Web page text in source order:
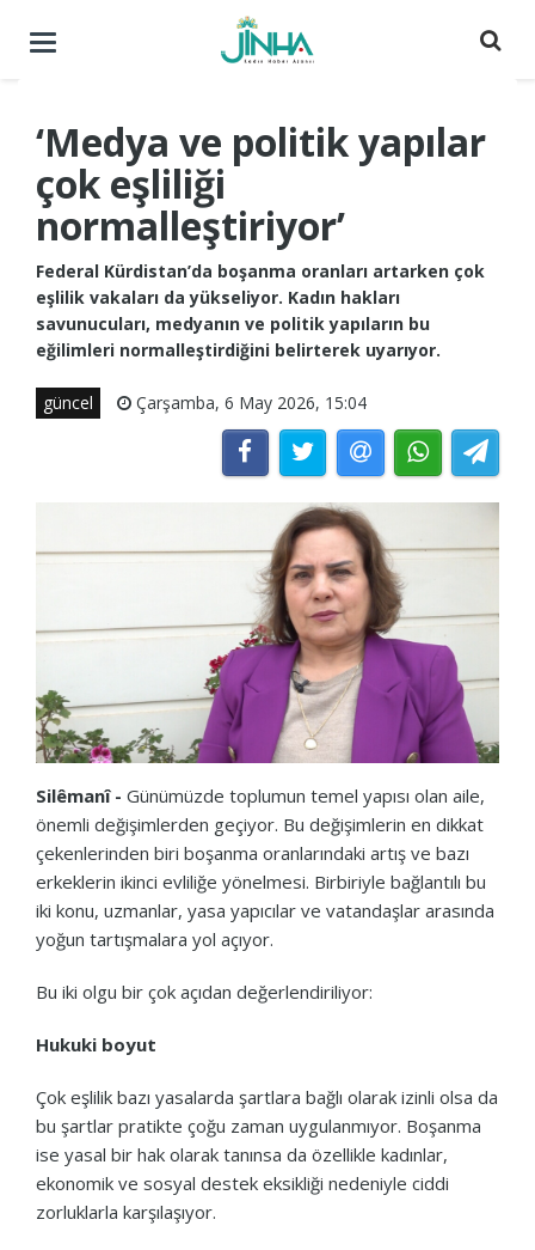
Menüyü
‘Medya ve politik yapılar
çok eşliliği
normalleştiriyor’
Federal Kürdistan’da boşanma oranları artarken çok
eşlilik vakaları da yükseliyor. Kadın hakları
savunucuları, medyanın ve politik yapıların bu
eğilimleri normalleştirdiğini belirterek uyarıyor.
güncel Çarşamba, 6 May 2026, 15:04
Silêmanî - Günümüzde toplumun temel yapısı olan aile,
önemli değişimlerden geçiyor. Bu değişimlerin en dikkat
çekenlerinden biri boşanma oranlarındaki artış ve bazı
erkeklerin ikinci evliliğe yönelmesi. Birbiriyle bağlantılı bu
iki konu, uzmanlar, yasa yapıcılar ve vatandaşlar arasında
yoğun tartışmalara yol açıyor.
Bu iki olgu bir çok açıdan değerlendiriliyor:
Hukuki boyut
Çok eşlilik bazı yasalarda şartlara bağlı olarak izinli olsa da
bu şartlar pratikte çoğu zaman uygulanmıyor. Boşanma
ise yasal bir hak olarak tanınsa da özellikle kadınlar,
ekonomik ve sosyal destek eksikliği nedeniyle ciddi
zorluklarla karşılaşıyor.